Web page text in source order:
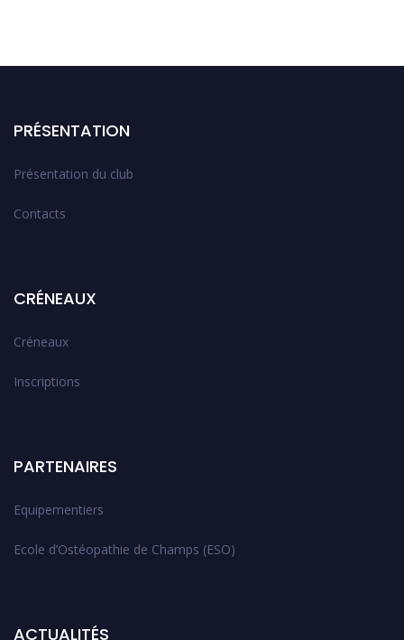
PRÉSENTATION
Présentation du club
Contacts
CRÉNEAUX
Créneaux
Inscriptions
PARTENAIRES
Equipementiers
Ecole d’Ostéopathie de Champs (ESO)
ACTUALITÉS